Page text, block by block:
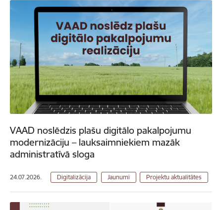
VAAD noslēdzis plašu digitālo pakalpojumu
modernizāciju – lauksaimniekiem mazāk
administratīvā sloga
24.07.2026. Digitalizācija Jaunumi Projektu aktualitātes